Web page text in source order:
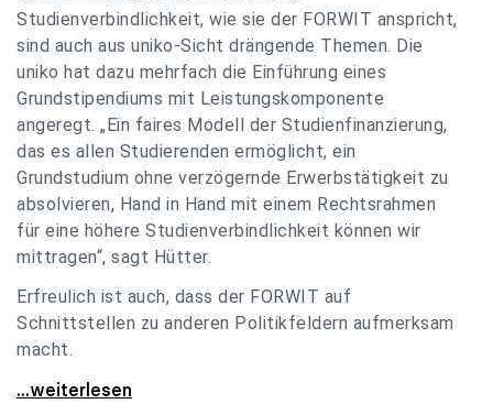
Studienverbindlichkeit, wie sie der FORWIT anspricht,
sind auch aus uniko-Sicht drängende Themen. Die
uniko hat dazu mehrfach die Einführung eines
Grundstipendiums mit Leistungskomponente
angeregt. „Ein faires Modell der Studienfinanzierung,
das es allen Studierenden ermöglicht, ein
Grundstudium ohne verzögernde Erwerbstätigkeit zu
absolvieren, Hand in Hand mit einem Rechtsrahmen
für eine höhere Studienverbindlichkeit können wir
mittragen“, sagt Hütter.
Erfreulich ist auch, dass der FORWIT auf
Schnittstellen zu anderen Politikfeldern aufmerksam
macht.
uniko zu FORWIT-Analyse: Wichtige Themen
...weiterlesen